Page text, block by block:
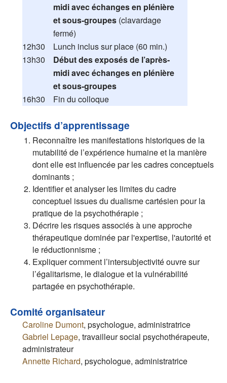
midi avec échanges en plénière
et sous-groupes (clavardage
fermé)
12h30
Lunch inclus sur place (60 min.)
13h30
Début des exposés de l’après-
midi avec échanges en plénière
et sous-groupes
16h30
Fin du colloque
Objectifs d’apprentissage
Reconnaître les manifestations historiques de la
mutabilité de l’expérience humaine et la manière
dont elle est influencée par les cadres conceptuels
dominants ;
Identifier et analyser les limites du cadre
conceptuel issues du dualisme cartésien pour la
pratique de la psychothérapie ;
Décrire les risques associés à une approche
thérapeutique dominée par l'expertise, l'autorité et
le réductionnisme ;
Expliquer comment l’intersubjectivité ouvre sur
l’égalitarisme, le dialogue et la vulnérabilité
partagée en psychothérapie.
Comité organisateur
Caroline Dumont, psychologue, administratrice
Gabriel Lepage, travailleur social psychothérapeute,
administrateur
Annette Richard, psychologue, administratrice